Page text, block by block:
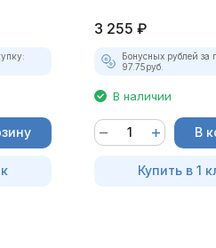
3 255 ₽
Бонусных рублей за
97.75руб.
В наличии
В
Купить в 1